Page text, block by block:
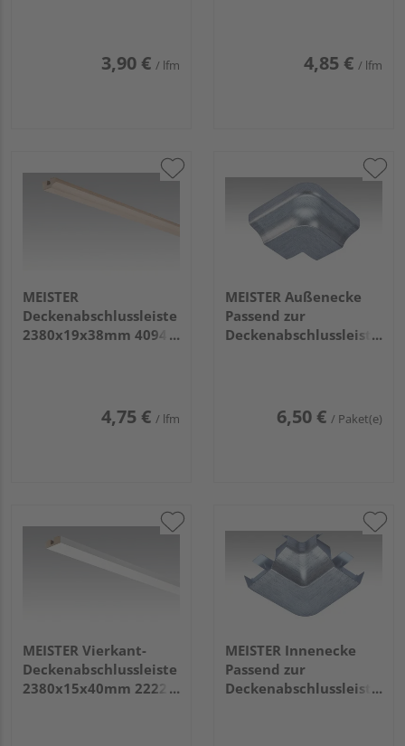
3,90 € / lfm 4,85 € / lfm
MEISTER
Deckenabschlussleiste
2380x19x38mm 4094
4,75 € / lfm
MEISTER Außenecke
Passend zur
Deckenabschlussleiste
6,50 € / Paket(e)
MEISTER Vierkant-
Deckenabschlussleiste
2380x15x40mm 2222
MEISTER Innenecke
Passend zur
Deckenabschlussleiste